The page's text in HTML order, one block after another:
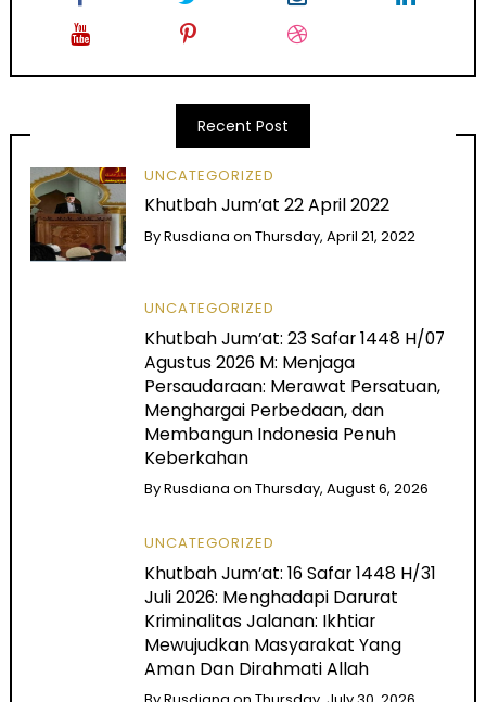
Recent Post
UNCATEGORIZED
Khutbah Jum’at 22 April 2022
ByRusdiana onThursday, April 21, 2022
UNCATEGORIZED
Khutbah Jum’at: 23 Safar 1448 H/07
Agustus 2026 M: Menjaga
Persaudaraan: Merawat Persatuan,
Menghargai Perbedaan, dan
Membangun Indonesia Penuh
Keberkahan
ByRusdiana onThursday, August 6, 2026
UNCATEGORIZED
Khutbah Jum’at: 16 Safar 1448 H/31
Juli 2026: Menghadapi Darurat
Kriminalitas Jalanan: Ikhtiar
Mewujudkan Masyarakat Yang
Aman Dan Dirahmati Allah